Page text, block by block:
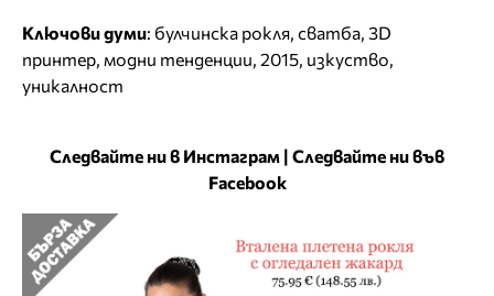
Ключови думи: булчинска рокля сватба 3D
принтер модни тенденции 2015 изкуство
уникалност
Следвайте ни в Инстаграм | Следвайте ни във
Facebook